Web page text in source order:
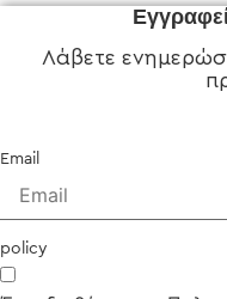
Λάβετε
Email
policy